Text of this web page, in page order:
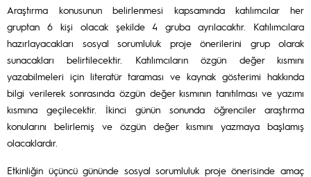
Araştırma konusunun belirlenmesi kapsamında katılımcılar her
gruptan 6 kişi olacak şekilde 4 gruba ayrılacaktır. Katılımcılara
hazırlayacakları sosyal sorumluluk proje önerilerini grup olarak
sunacakları belirtilecektir. Katılımcıların özgün değer kısmını
yazabilmeleri için literatür taraması ve kaynak gösterimi hakkında
bilgi verilerek sonrasında özgün değer kısmının tanıtılması ve yazımı
kısmına geçilecektir. İkinci günün sonunda öğrenciler araştırma
konularını belirlemiş ve özgün değer kısmını yazmaya başlamış
olacaklardır.
Etkinliğin üçüncü gününde sosyal sorumluluk proje önerisinde amaç